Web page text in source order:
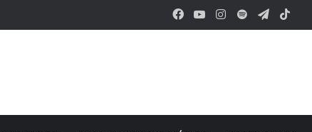
Facebook
YouTubeInstagram
SpotifyTelegram